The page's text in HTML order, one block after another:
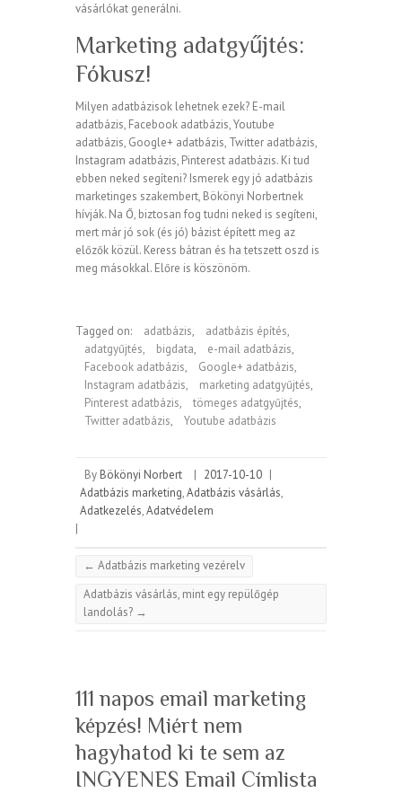
vásárlókat generálni.
Marketing adatgyűjtés:
Fókusz!
Milyen adatbázisok lehetnek ezek? E-mail
adatbázis, Facebook adatbázis, Youtube
adatbázis, Google+ adatbázis, Twitter adatbázis,
Instagram adatbázis, Pinterest adatbázis. Ki tud
ebben neked segíteni? Ismerek egy jó adatbázis
marketinges szakembert, Bökönyi Norbertnek
hívják. Na Ő, biztosan fog tudni neked is segíteni,
mert már jó sok (és jó) bázist épített meg az
előzők közül. Keress bátran és ha tetszett oszd is
meg másokkal. Előre is köszönöm.
Tagged on: adatbázis, adatbázis építés,
adatgyűjtés, bigdata, e-mail adatbázis,
Facebook adatbázis, Google+ adatbázis,
Instagram adatbázis, marketing adatgyűjtés,
Pinterest adatbázis, tömeges adatgyűjtés,
Twitter adatbázis, Youtube adatbázis
By Bökönyi Norbert | 2017-10-10 |
Adatbázis marketing,Adatbázis vásárlás,
Adatkezelés,Adatvédelem
|
← Adatbázis marketing vezérelv
Adatbázis vásárlás, mint egy repülőgép
landolás? →
111 napos email marketing
képzés! Miért nem
hagyhatod ki te sem az
INGYENES Email Címlista